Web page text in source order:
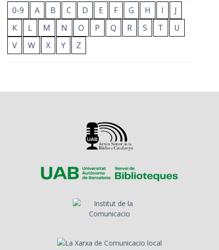
0-9 A B C D E F G H I
J
K
L M N O P Q R S T
U
V
W X Y Z